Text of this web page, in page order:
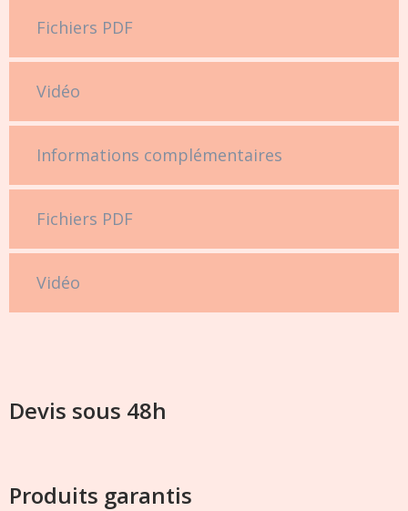
Fichiers PDF
Vidéo
Informations complémentaires
Fichiers PDF
Vidéo
Devis sous 48h
Produits garantis